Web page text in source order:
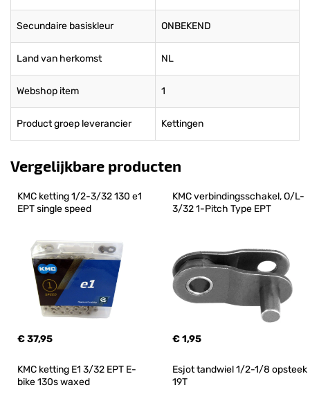
Secundaire basiskleur ONBEKEND
Land van herkomst NL
Webshop item 1
Product groep leverancier Kettingen
Vergelijkbare producten
KMC ketting 1/2-3/32 130 e1
EPT single speed
€ 37,95
KMC verbindingsschakel, O/L-
3/32 1-Pitch Type EPT
€ 1,95
KMC ketting E1 3/32 EPT E-
bike 130s waxed
Esjot tandwiel 1/2-1/8 opsteek
19T